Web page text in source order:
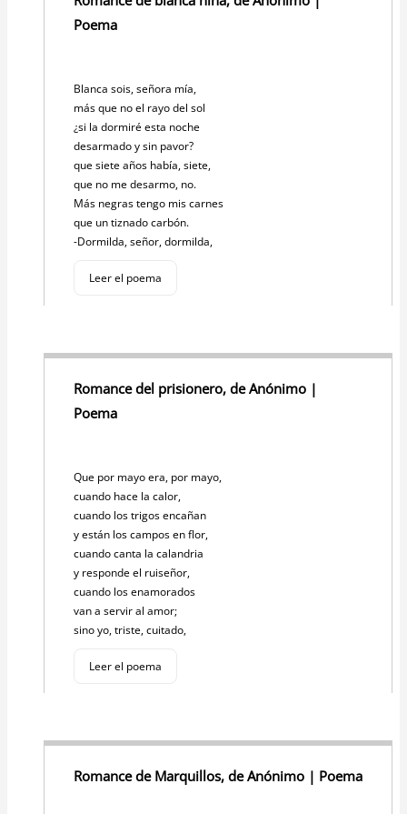
Poema
Blanca sois, señora mía,
más que no el rayo del sol
¿si la dormiré esta noche
desarmado y sin pavor?
que siete años había, siete,
que no me desarmo, no.
Más negras tengo mis carnes
que un tiznado carbón.
-Dormilda, señor, dormilda,
Leer el poema
Romance del prisionero, de Anónimo |
Poema
Que por mayo era, por mayo,
cuando hace la calor,
cuando los trigos encañan
y están los campos en flor,
cuando canta la calandria
y responde el ruiseñor,
cuando los enamorados
van a servir al amor;
sino yo, triste, cuitado,
Leer el poema
Romance de Marquillos, de Anónimo | Poema